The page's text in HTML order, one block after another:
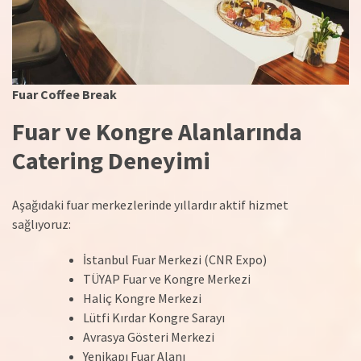
Fuar Coffee Break
Fuar ve Kongre Alanlarında
Catering Deneyimi
Aşağıdaki fuar merkezlerinde yıllardır aktif hizmet
sağlıyoruz:
İstanbul Fuar Merkezi (CNR Expo)
TÜYAP Fuar ve Kongre Merkezi
Haliç Kongre Merkezi
Lütfi Kırdar Kongre Sarayı
Avrasya Gösteri Merkezi
Yenikapı Fuar Alanı